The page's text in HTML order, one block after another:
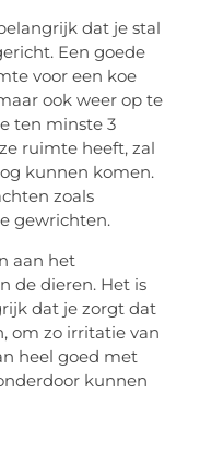
dat je stal
Een goede
voor een koe
ook weer op te
ten minste 3
ruimte heeft, zal
kunnen komen.
zoals
gewrichten.
aan het
de dieren. Het is
dat je zorgt dat
om zo irritatie van
heel goed met
kunnen